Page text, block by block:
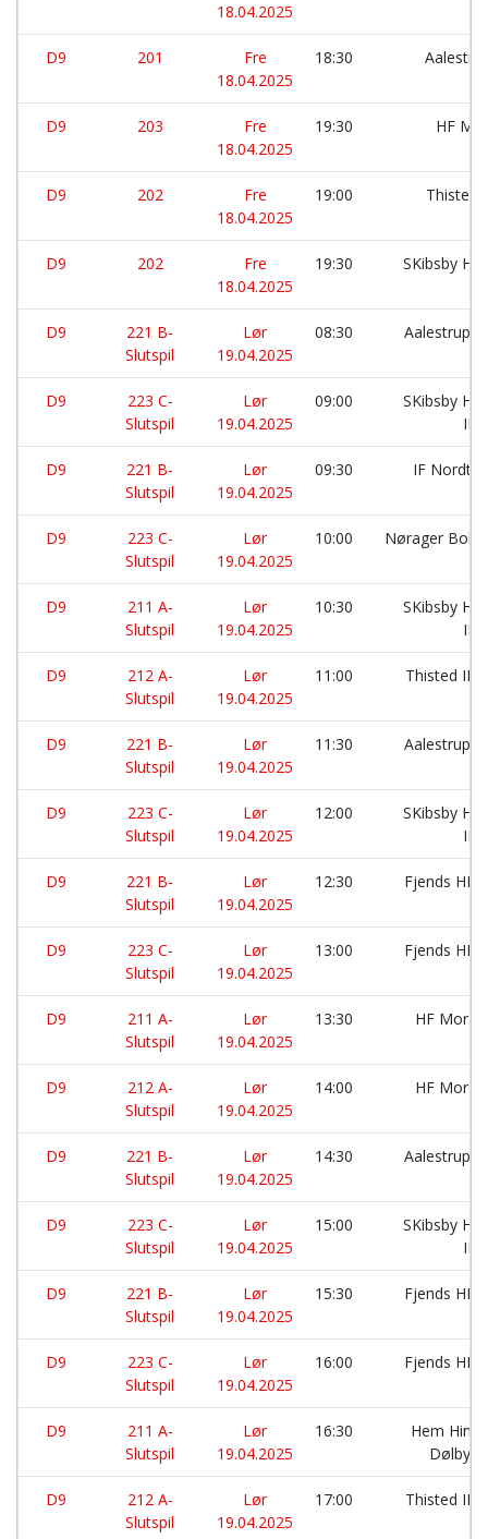
18.04.2025
D9 201
Fre
18.04.2025
18:30
D9 203
Fre
18.04.2025
19:30 HF
D9 202
Fre
18.04.2025
19:00 Thisted
D9 202
Fre
18.04.2025
19:30
SKibsby
D9
221 B-
Slutspil
Lør
19.04.2025
08:30 Aalestrup
D9
223 C-
Slutspil
Lør
19.04.2025
09:00
SKibsby
D9
221 B-
Slutspil
Lør
19.04.2025
09:30 IF
D9
223 C-
Slutspil
Lør
19.04.2025
10:00 Nørager
D9
211 A-
Slutspil
Lør
19.04.2025
10:30
SKibsby
D9
212 A-
Slutspil
Lør
19.04.2025
11:00 Thisted
D9
221 B-
Slutspil
Lør
19.04.2025
11:30 Aalestrup
D9
223 C-
Slutspil
Lør
19.04.2025
12:00
SKibsby
D9
221 B-
Slutspil
Lør
19.04.2025
12:30 Fjends
D9
223 C-
Slutspil
Lør
19.04.2025
13:00 Fjends
D9
211 A-
Slutspil
Lør
19.04.2025
13:30 HF
D9
212 A-
Slutspil
Lør
19.04.2025
14:00 HF
D9
221 B-
Slutspil
Lør
19.04.2025
14:30 Aalestrup
D9
223 C-
Slutspil
Lør
19.04.2025
15:00
SKibsby
D9
221 B-
Slutspil
Lør
19.04.2025
15:30 Fjends
D9
223 C-
Slutspil
Lør
19.04.2025
16:00 Fjends
D9
211 A-
Slutspil
Lør
19.04.2025
16:30
Hem
Dølby
D9
212 A-
Slutspil
Lør
19.04.2025
17:00 Thisted